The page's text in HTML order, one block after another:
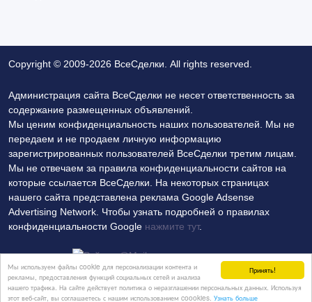
Принять!
Мы используем файлы cookie для персонализации контента и
рекламы, предоставления функций социальных сетей и анализа
нашего трафика. На сайте действует политика о неразглашении персональных данных. Используя
этот веб-сайт, вы соглашаетесь с нашим использованием coookies. Узнать больше
Copyright © 2009-2026 ВсеСделки. All rights reserved.
Администрация сайта ВсеСделки не несет ответственность за
содержание размещенных объявлений.
Мы ценим конфиденциальность наших пользователей. Мы не
передаем и не продаем личную информацию
зарегистрированных пользователей ВсеСделки третим лицам.
Мы не отвечаем за правила конфиденциальности сайтов на
которые ссылается ВсеСделки. На некоторых страницах
нашего сайта представлена реклама Google Adsense
Advertising Network. Чтобы узнать подробней о правилах
конфиденциальности Google нажмите тут.
Политика конфиденциальности Контакты